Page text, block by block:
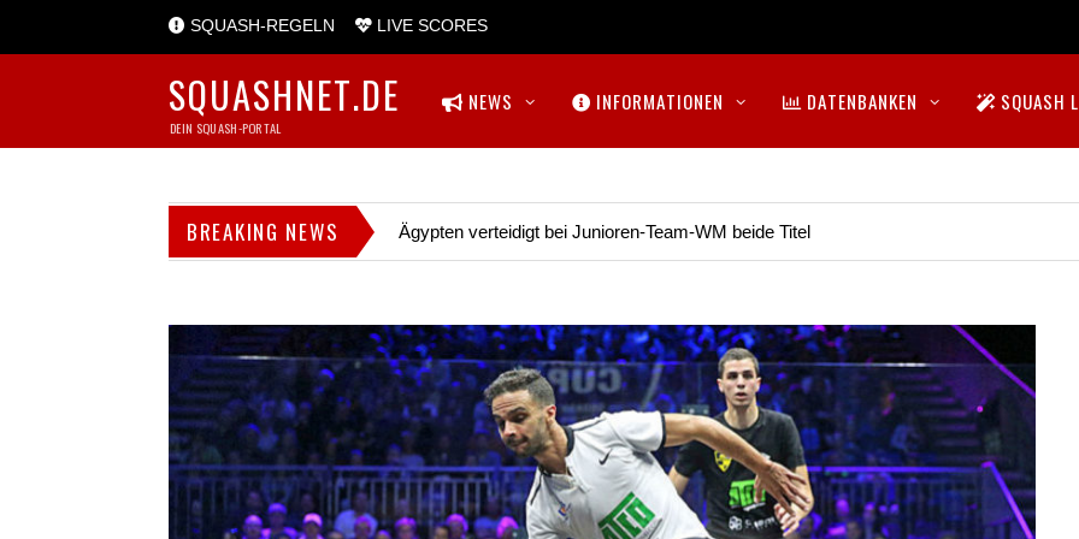
SQUASH-REGELN LIVE SCORES
SQUASHNET.DE
DEIN SQUASH-PORTAL
NEWS INFORMATIONEN DATENBANKEN SQUASH
BREAKING NEWS Ägypten verteidigt bei Junioren-Team-WM beide Titel